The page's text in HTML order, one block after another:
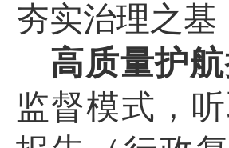
夯实治理之基
高质量护
监督模式，